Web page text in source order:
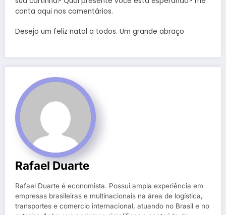
conta aqui nos comentários.
Desejo um feliz natal a todos. Um grande abraço
Rafael Duarte
Rafael Duarte é economista. Possui ampla experiência em
empresas brasileiras e multinacionais na área de logística,
transportes e comercio internacional, atuando no Brasil e no